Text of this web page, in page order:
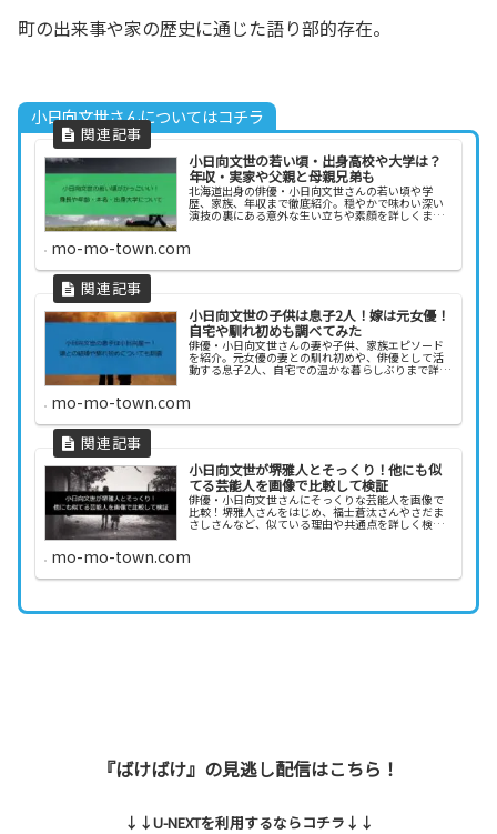
町の出来事や家の歴史に通じた語り部的存在。
小日向文世さんについてはコチラ
小日向文世の若い頃・出身高校や大学は？
年収・実家や父親と母親兄弟も
北海道出身の俳優・小日向文世さんの若い頃や学
歴、家族、年収まで徹底紹介。穏やかで味わい深い
演技の裏にある意外な生い立ちや素顔を詳しくまと
めました。
mo-mo-town.com
小日向文世の子供は息子2人！嫁は元女優！
自宅や馴れ初めも調べてみた
俳優・小日向文世さんの妻や子供、家族エピソード
を紹介。元女優の妻との馴れ初めや、俳優として活
動する息子2人、自宅での温かな暮らしぶりまで詳し
くまとめました。
mo-mo-town.com
小日向文世が堺雅人とそっくり！他にも似
てる芸能人を画像で比較して検証
俳優・小日向文世さんにそっくりな芸能人を画像で
比較！堺雅人さんをはじめ、福士蒼汰さんやさだま
さしさんなど、似ている理由や共通点を詳しく検証
mo-mo-town.com
『ばけばけ』の見逃し配信はこちら！
↓↓U-NEXTを利用するならコチラ↓↓